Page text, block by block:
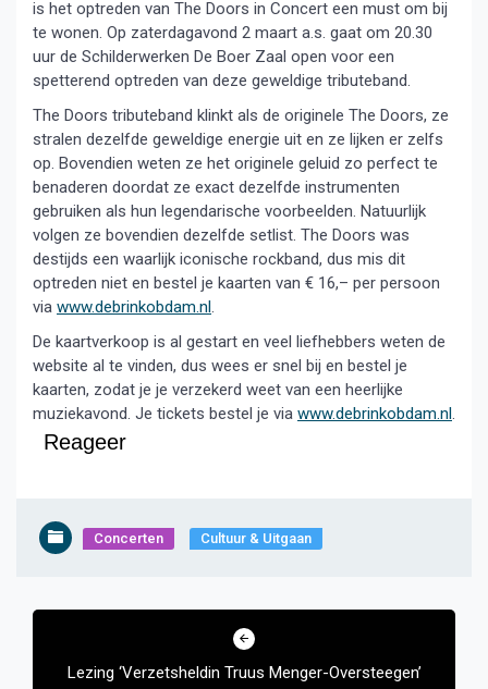
is het optreden van The Doors in Concert een must om bij
te wonen. Op zaterdagavond 2 maart a.s. gaat om 20.30
uur de Schilderwerken De Boer Zaal open voor een
spetterend optreden van deze geweldige tributeband.
The Doors tributeband klinkt als de originele The Doors, ze
stralen dezelfde geweldige energie uit en ze lijken er zelfs
op. Bovendien weten ze het originele geluid zo perfect te
benaderen doordat ze exact dezelfde instrumenten
gebruiken als hun legendarische voorbeelden. Natuurlijk
volgen ze bovendien dezelfde setlist. The Doors was
destijds een waarlijk iconische rockband, dus mis dit
optreden niet en bestel je kaarten van € 16,– per persoon
via www.debrinkobdam.nl.
De kaartverkoop is al gestart en veel liefhebbers weten de
website al te vinden, dus wees er snel bij en bestel je
kaarten, zodat je je verzekerd weet van een heerlijke
muziekavond. Je tickets bestel je via www.debrinkobdam.nl.
Reageer
Concerten Cultuur & Uitgaan
Bericht
Lezing ‘Verzetsheldin Truus Menger-Oversteegen’